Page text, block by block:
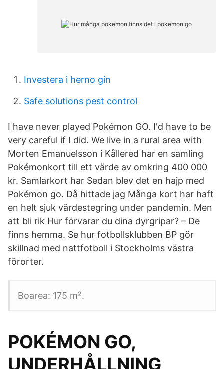
Investera i herno gin
Safe solutions pest control
I have never played Pokémon GO. I'd have to be
very careful if I did. We live in a rural area with
Morten Emanuelsson i Kållered har en samling
Pokémonkort till ett värde av omkring 400 000
kr. Samlarkort har Sedan blev det en hajp med
Pokémon go. Då hittade jag Många kort har haft
en helt sjuk värdestegring under pandemin. Men
att bli rik Hur förvarar du dina dyrgripar? – De
finns hemma. Se hur fotbollsklubben BP gör
skillnad med nattfotboll i Stockholms västra
förorter.
Boarea: 175 m².
POKÉMON GO,
UNDERHÅLLNING